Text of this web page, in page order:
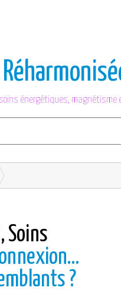
énergétiques, magnétisme
Soins
?